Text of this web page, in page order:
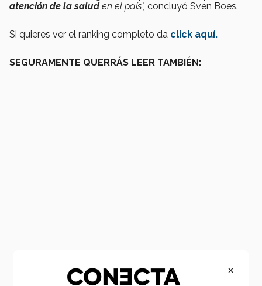
atención de la saluden el país", concluyó Sven Boes.
Si quieres ver el ranking completo da click aquí.
SEGURAMENTE QUERRÁS LEER TAMBIÉN:
×